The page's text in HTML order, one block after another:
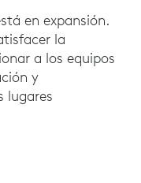
en expansión.
la
a los equipos
y
lugares